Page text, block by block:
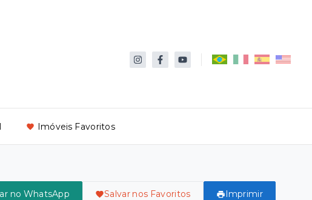
Imóveis Favoritos
no WhatsApp Salvar nos Favoritos Imprimir